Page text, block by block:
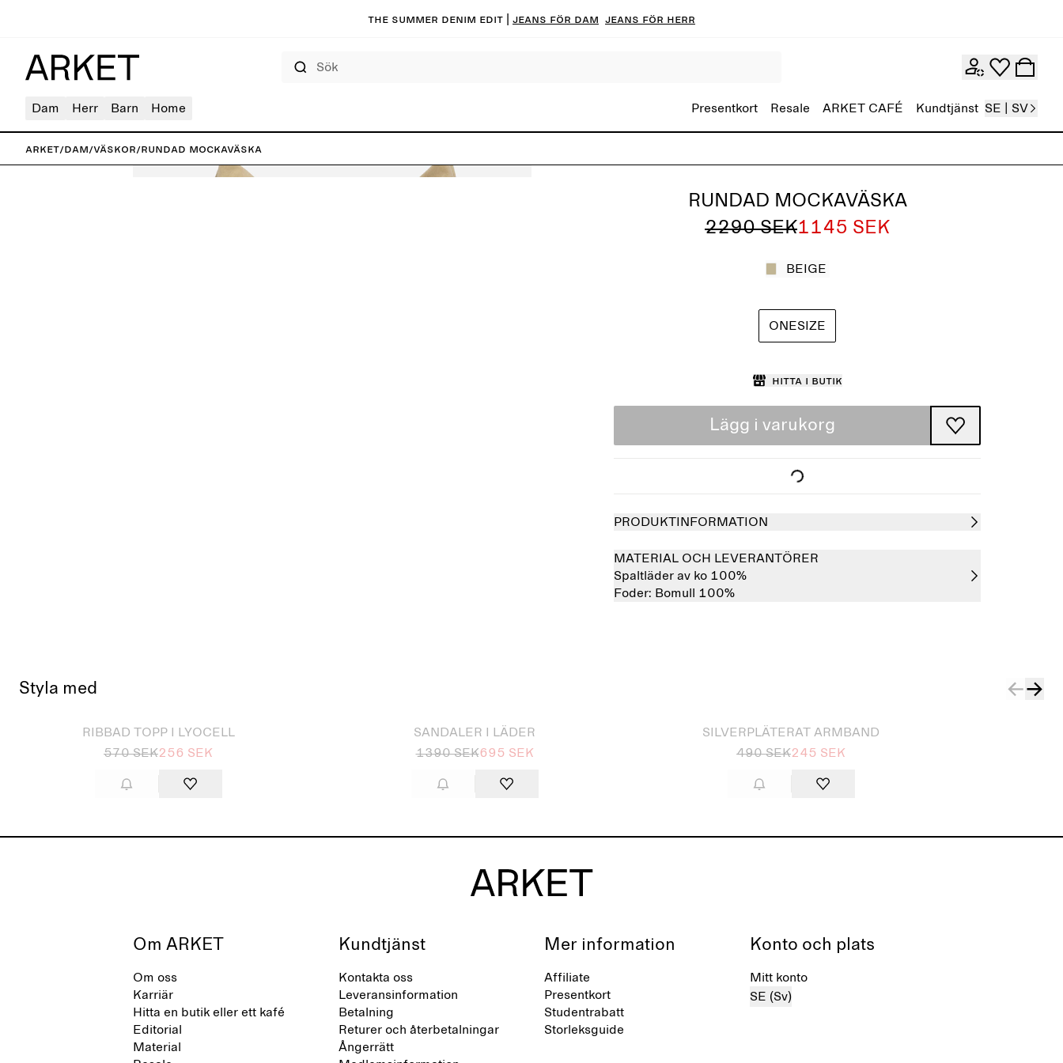
The summer denim edit | Jeans för dam Jeans för herr
Dam Herr Barn Home Presentkort Resale ARKET CAFÉ Kundtjänst SE | SV
ARKET/Dam/Väskor/Rundad mockaväska
RUNDAD MOCKAVÄSKA
2290 SEK1145 SEK
BEIGE
ONESIZE
Hitta i butik
Lägg i varukorg
PRODUKTINFORMATION
MATERIAL OCH LEVERANTÖRER
Spaltläder av ko 100%
Foder: Bomull 100%
Styla med
Slutsåld
RIBBAD TOPP I LYOCELL
570 SEK256 SEK
SANDALER I LÄDER
1390 SEK695 SEK
SILVERPLÄTERAT ARMBAND
490 SEK245 SEK
Om ARKET
Om oss
Karriär
Hitta en butik eller ett kafé
Editorial
Material
Kundtjänst
Kontakta oss
Leveransinformation
Betalning
Returer och återbetalningar
Ångerrätt
Mer information
Affiliate
Presentkort
Studentrabatt
Storleksguide
Konto och plats
Mitt konto
SE (Sv)